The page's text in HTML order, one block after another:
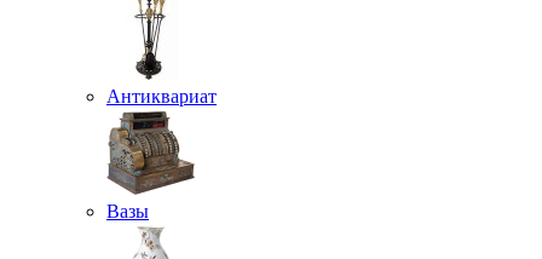
Антиквариат
Вазы